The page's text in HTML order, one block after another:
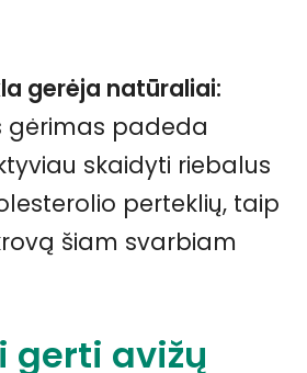
gerėja natūraliai:
gėrimas padeda
skaidyti riebalus
perteklių, taip
šiam svarbiam
gerti avižų